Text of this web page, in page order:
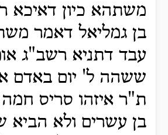
משתהא כיון דאיכא
בן גמליאל דאמר
עבד דתניא רשב"ג
ששהה ל' יום באדם
ת"ר איזהו סריס
בן עשרים ולא הביא